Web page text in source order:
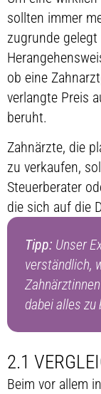
sollten immer
zugrunde
ob eine
verlangte Preis
beruht.
Zahnärzte, die
zu verkaufen,
Steuerberater
die sich auf die
Tipp: Unser
verständlich,
dabei alles
2.1
Beim vor allem